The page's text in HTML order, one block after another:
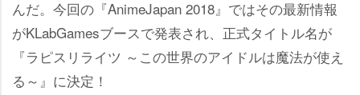
んだ。今回の『AnimeJapan 2018』ではその最新情報
がKLabGamesブースで発表され、正式タイトル名が
『ラピスリライツ ～この世界のアイドルは魔法が使え
る～』に決定！